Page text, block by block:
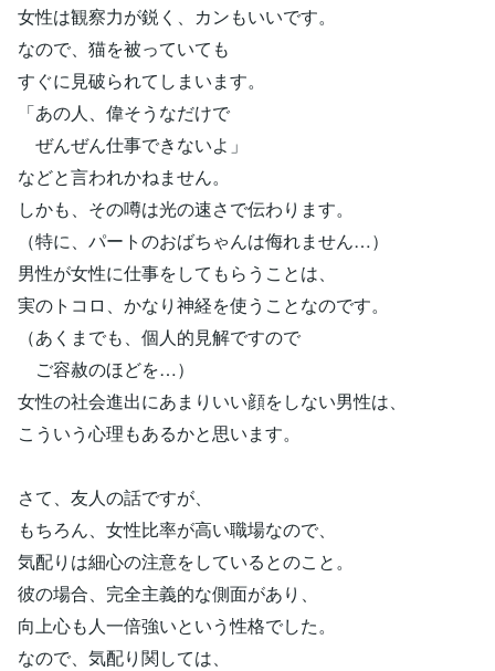
女性は観察力が鋭く、カンもいいです。
なので、猫を被っていても
すぐに見破られてしまいます。
「あの人、偉そうなだけで
ぜんぜん仕事できないよ」
などと言われかねません。
しかも、その噂は光の速さで伝わります。
（特に、パートのおばちゃんは侮れません…）
男性が女性に仕事をしてもらうことは、
実のトコロ、かなり神経を使うことなのです。
（あくまでも、個人的見解ですので
ご容赦のほどを…）
女性の社会進出にあまりいい顔をしない男性は、
こういう心理もあるかと思います。
さて、友人の話ですが、
もちろん、女性比率が高い職場なので、
気配りは細心の注意をしているとのこと。
彼の場合、完全主義的な側面があり、
向上心も人一倍強いという性格でした。
なので、気配り関しては、